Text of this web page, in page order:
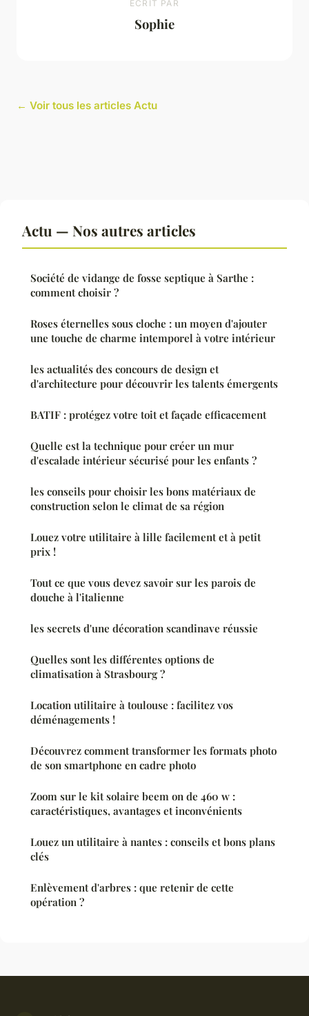
ECRIT PAR
Sophie
← Voir tous les articles Actu
Actu — Nos autres articles
Société de vidange de fosse septique à Sarthe :
comment choisir ?
Roses éternelles sous cloche : un moyen d'ajouter
une touche de charme intemporel à votre intérieur
les actualités des concours de design et
d'architecture pour découvrir les talents émergents
BATIF : protégez votre toit et façade efficacement
Quelle est la technique pour créer un mur
d'escalade intérieur sécurisé pour les enfants ?
les conseils pour choisir les bons matériaux de
construction selon le climat de sa région
Louez votre utilitaire à lille facilement et à petit
prix !
Tout ce que vous devez savoir sur les parois de
douche à l'italienne
les secrets d'une décoration scandinave réussie
Quelles sont les différentes options de
climatisation à Strasbourg ?
Location utilitaire à toulouse : facilitez vos
déménagements !
Découvrez comment transformer les formats photo
de son smartphone en cadre photo
Zoom sur le kit solaire beem on de 460 w :
caractéristiques, avantages et inconvénients
Louez un utilitaire à nantes : conseils et bons plans
clés
Enlèvement d'arbres : que retenir de cette
opération ?